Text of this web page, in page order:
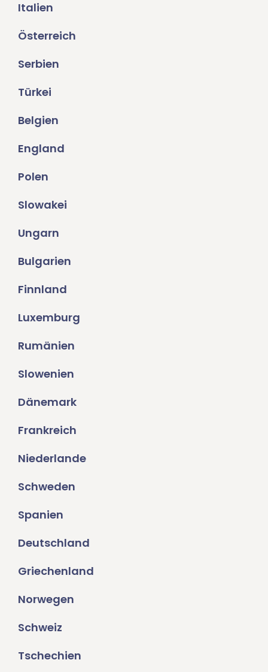
Italien
Österreich
Serbien
Türkei
Belgien
England
Polen
Slowakei
Ungarn
Bulgarien
Finnland
Luxemburg
Rumänien
Slowenien
Dänemark
Frankreich
Niederlande
Schweden
Spanien
Deutschland
Griechenland
Norwegen
Schweiz
Tschechien